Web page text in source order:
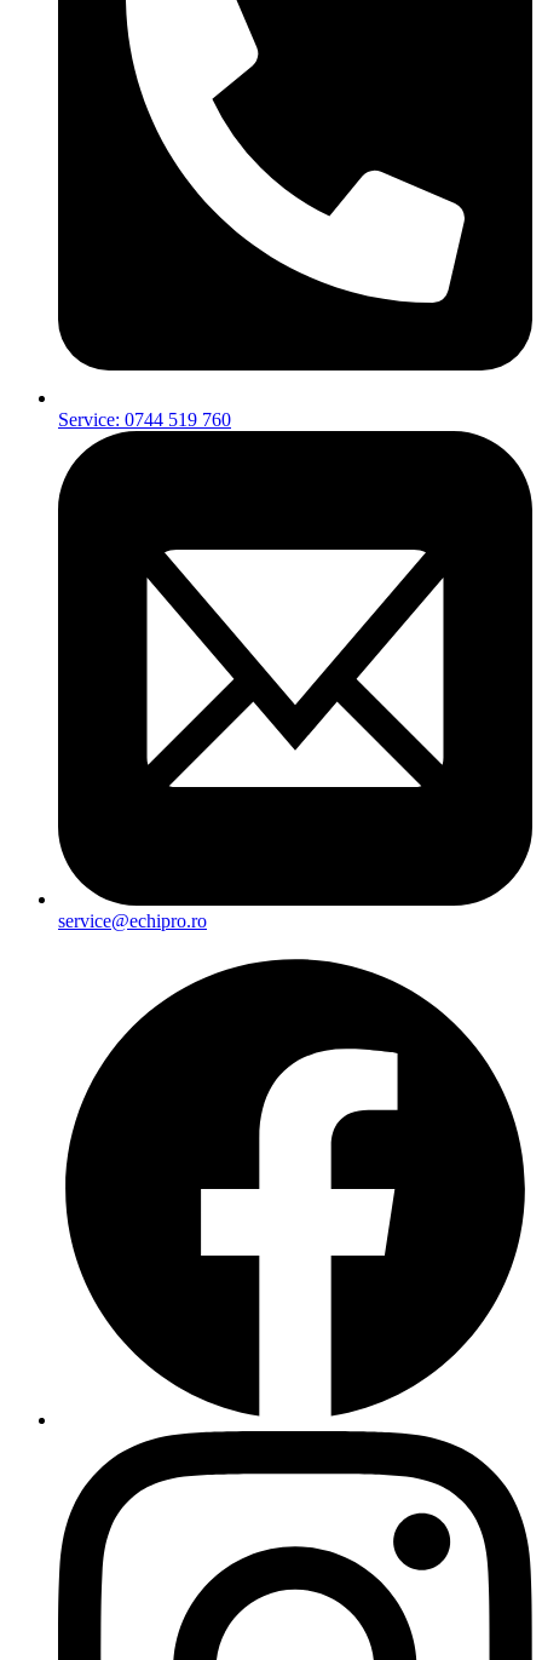
Service: 0744 519 760
service@echipro.ro